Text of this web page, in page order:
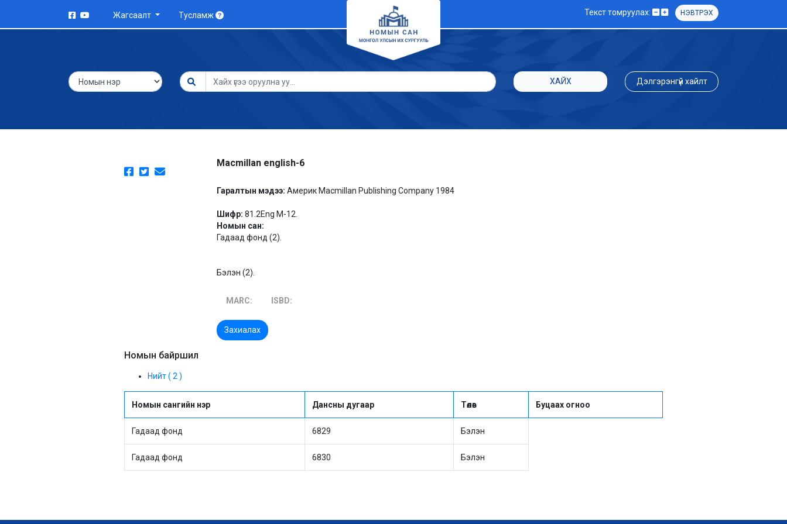
Жагсаалт Тусламж Текст томруулах: НЭВТРЭХ
ХАЙХ Дэлгэрэнгүй хайлт
Macmillan english-6
Гаралтын мэдээ:Америк Macmillan Publishing Company 1984
Шифр:81.2Eng M-12.
Номын сан:
Гадаад фонд (2).
Бэлэн (2).
MARC: ISBD:
Захиалах
Номын байршил
Нийт ( 2 )
Номын сангийн нэр Дансны дугаар Төлөв Буцаах огноо
Гадаад фонд 6829 Бэлэн
Гадаад фонд 6830 Бэлэн